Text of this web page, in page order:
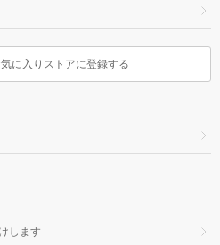
に入りストアに登録する
します